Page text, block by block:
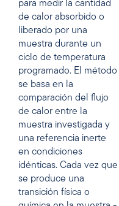
para medir la cantidad
de calor absorbido o
liberado por una
muestra durante un
ciclo de temperatura
programado. El método
se basa en la
comparación del flujo
de calor entre la
muestra investigada y
una referencia inerte
en condiciones
idénticas. Cada vez que
se produce una
transición física o